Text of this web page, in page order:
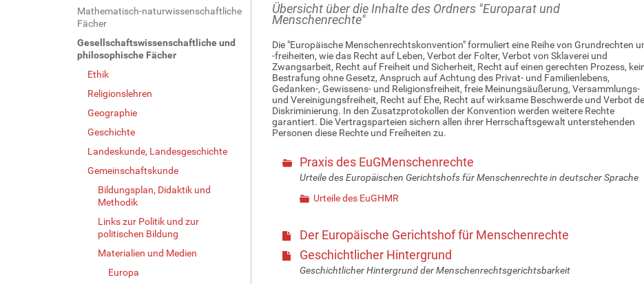
Mathematisch-naturwissenschaftliche
Fächer
Gesellschaftswissenschaftliche und
philosophische Fächer
Ethik
Religionslehren
Geographie
Geschichte
Landeskunde, Landesgeschichte
Gemeinschaftskunde
Bildungsplan, Didaktik und
Methodik
Links zur Politik und zur
politischen Bildung
Materialien und Medien
Europa
Übersicht über die Inhalte des Ordners "Europarat und
Menschenrechte"
Die "Europäische Menschenrechtskonvention" formuliert eine Reihe von Grundrechten
-freiheiten, wie das Recht auf Leben, Verbot der Folter, Verbot von Sklaverei und
Zwangsarbeit, Recht auf Freiheit und Sicherheit, Recht auf einen gerechten Prozess,
Bestrafung ohne Gesetz, Anspruch auf Achtung des Privat- und Familienlebens,
Gedanken-, Gewissens- und Religionsfreiheit, freie Meinungsäußerung, Versammlungs-
und Vereinigungsfreiheit, Recht auf Ehe, Recht auf wirksame Beschwerde und Verbot
Diskriminierung. In den Zusatzprotokollen der Konvention werden weitere Rechte
garantiert. Die Vertragsparteien sichern allen ihrer Herrschaftsgewalt unterstehenden
Personen diese Rechte und Freiheiten zu.
Praxis des EuGMenschenrechte
Urteile des Europäischen Gerichtshofs für Menschenrechte in deutscher Sprache
Urteile des EuGHMR
Der Europäische Gerichtshof für Menschenrechte
Geschichtlicher Hintergrund
Geschichtlicher Hintergrund der Menschenrechtsgerichtsbarkeit